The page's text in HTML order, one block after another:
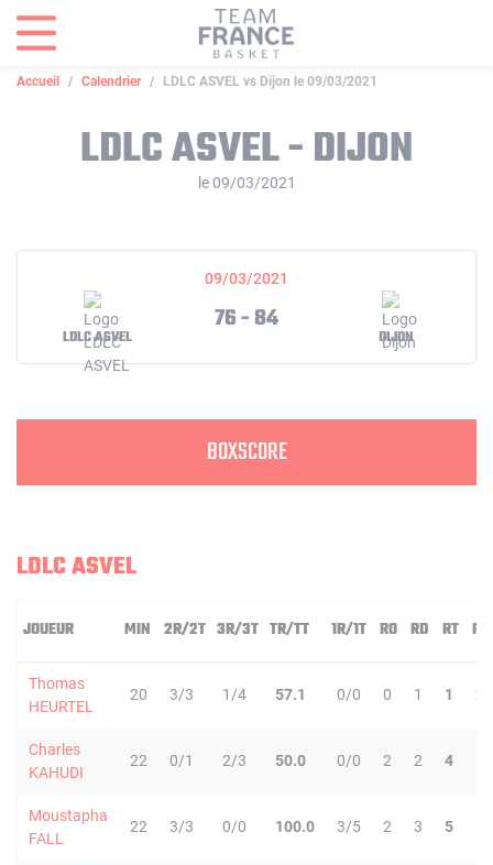
Accueil Calendrier LDLC ASVEL vs Dijon le 09/03/2021
LDLC ASVEL - DIJON
le 09/03/2021
09/03/2021
LDLC ASVEL
76 - 84
DIJON
BOXSCORE
LDLC ASVEL
JOUEUR MIN 2R/2T 3R/3T TR/TT 1R/1T RO RD RT PD
Thomas
HEURTEL
20 3/3 1/4 57.1 0/0 0 1 1 2
Charles
KAHUDI
22 0/1 2/3 50.0 0/0 2 2 4
Moustapha
FALL
22 3/3 0/0 100.0 3/5 2 3 5
Panneau de gestion des cookies